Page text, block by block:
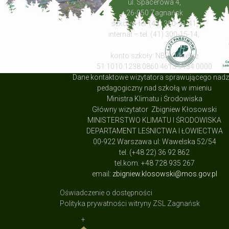
ul. Spacerowa 4,
26-050 Zagnańsk
szkoła - tel. (41) 300-11-41,
internat – tel. (41) 300-15-14,
sekretariat@zsl-zagnansk.pl
konto szkoły: NBP O/Kielce
51 1010 1238 0860 4613 9134 0000
Dane kontaktowe wizytatora sprawującego
pedagogiczny nad szkołą w imieniu
Ministra Klimatu i Środowiska
Główny wizytator Zbigniew Kłosowski
MINISTERSTWO KLIMATU I ŚRODOWISKA
DEPARTAMENT LEŚNICTWA I ŁOWIECTWA
00-922 Warszawa ul: Wawelska 52/54
tel. (+48 22) 36 92 862
tel.kom. +48 728 935 267
email: zbigniew.klosowski@mos.gov.pl
Oświadczenie o dostępności
Polityka prywatności witryny ZSL Zagnańsk
+